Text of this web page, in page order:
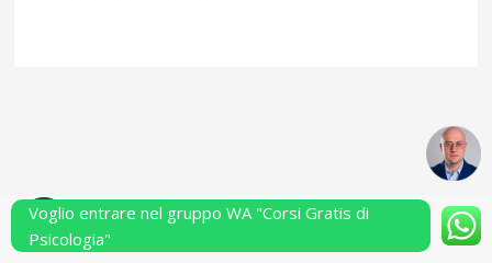
Powered by Performarsi S.a.s.
Voglio entrare nel gruppo WA "Corsi Gratis di
Psicologia"